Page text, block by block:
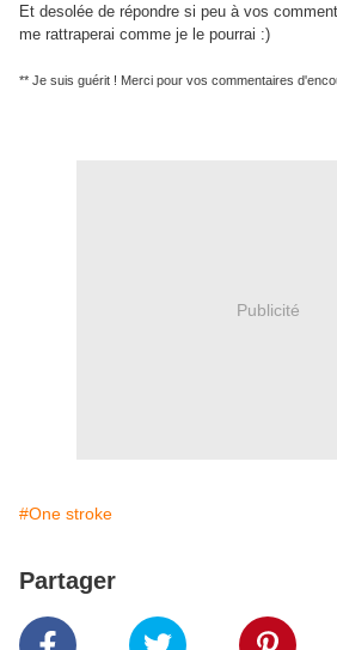
Et desolée de répondre si peu à vos
me rattraperai comme je le pourrai :)
** Je suis guérit ! Merci pour vos commentaires
Publicité
#One stroke
Partager